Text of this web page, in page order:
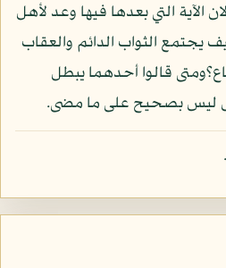
التي بعدها فيها وعد لأهل
يجتمع الثواب الدائم والعقاب
قالوا أحدهما يبطل
ليس بصحيح على ما مضى.